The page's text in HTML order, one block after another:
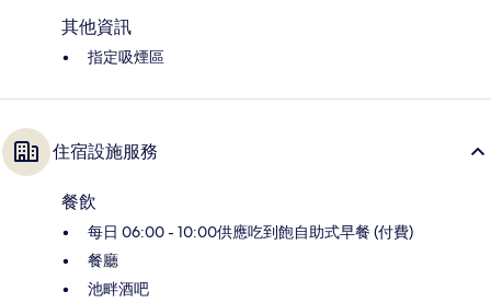
其他資訊
指定吸煙區
住宿設施服務
餐飲
每日 06:00 - 10:00供應吃到飽自助式早餐 (付費)
餐廳
池畔酒吧